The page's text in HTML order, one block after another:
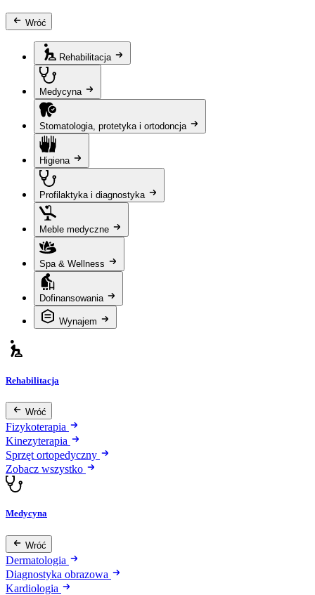
Wróć
Rehabilitacja
Medycyna
Stomatologia, protetyka i ortodoncja
Higiena
Profilaktyka i diagnostyka
Meble medyczne
Spa & Wellness
Dofinansowania
Wynajem
Rehabilitacja
Wróć
Fizykoterapia
Kinezyterapia
Sprzęt ortopedyczny
Zobacz wszystko
Medycyna
Wróć
Dermatologia
Diagnostyka obrazowa
Kardiologia